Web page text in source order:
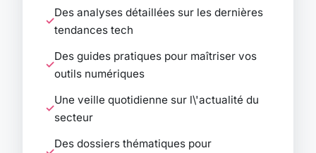
Des analyses détaillées sur les dernières
tendances tech
Des guides pratiques pour maîtriser vos
outils numériques
Une veille quotidienne sur l\'actualité du
secteur
Des dossiers thématiques pour